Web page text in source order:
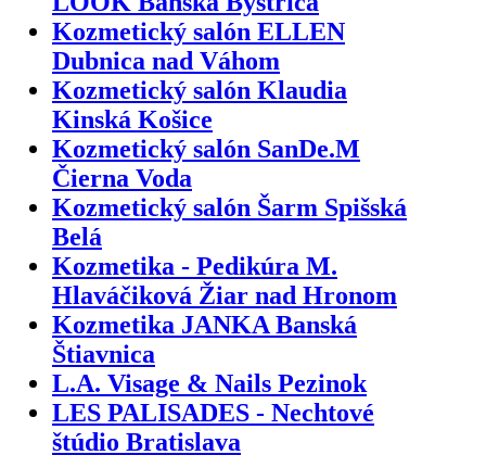
Kozmetický salón ELLEN
Dubnica nad Váhom
Kozmetický salón Klaudia
Kinská Košice
Kozmetický salón SanDe.M
Čierna Voda
Kozmetický salón Šarm Spišská
Belá
Kozmetika - Pedikúra M.
Hlaváčiková Žiar nad Hronom
Kozmetika JANKA Banská
Štiavnica
L.A. Visage & Nails Pezinok
LES PALISADES - Nechtové
štúdio Bratislava